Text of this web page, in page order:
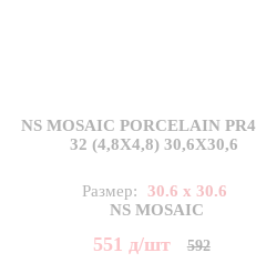
NS MOSAIC PORCELAIN
32 (4,8X4,8) 30,6X30,6
Размер:
30.6 x 30.6
NS MOSAIC
551 д/шт 592